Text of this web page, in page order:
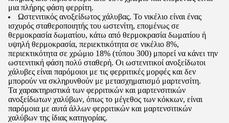
μια πλήρης φάση φερρίτη.
Ωστενιτικός ανοξείδωτος χάλυβας. Το νικέλιο είναι ένας
ισχυρός σταθεροποιητής του ωστενίτη, επομένως σε
θερμοκρασία δωματίου, κάτω από θερμοκρασία δωματίου ή
υψηλή θερμοκρασία, περιεκτικότητα σε νικέλιο 8%,
περιεκτικότητα σε χρώμιο 18% (τύπου 300) μπορεί να κάνει την
ωστενιτική φάση πολύ σταθερή. Οι ωστενιτικοί ανοξείδωτοι
χάλυβες είναι παρόμοιοι με τις φερριτικές μορφές και δεν
μπορούν να σκληρυνθούν με μετασχηματισμό μαρτενσίτη.
Τα χαρακτηριστικά των φερριτικών και μαρτενσιτικών
ανοξείδωτων χαλύβων, όπως το μέγεθος των κόκκων, είναι
παρόμοια με αυτά άλλων φερριτικών και μαρτενσιτικών
χαλύβων της ίδιας κατηγορίας.